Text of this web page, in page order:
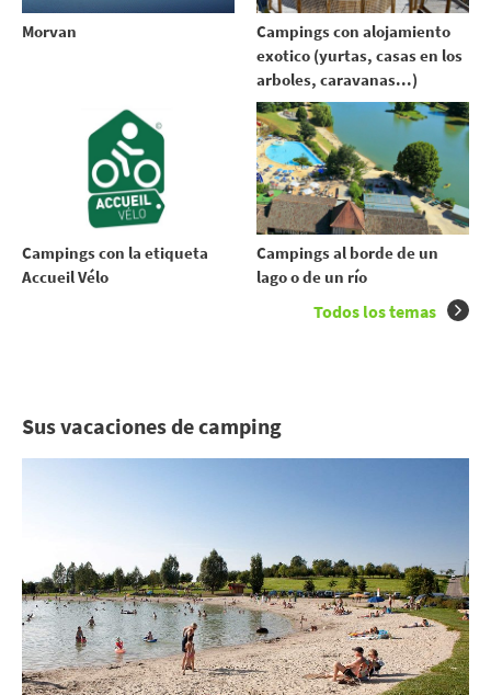
Morvan
Campings con alojamiento
exotico (yurtas, casas en los
arboles, caravanas...)
Campings con la etiqueta
Accueil Vélo
Campings al borde de un
lago o de un río
Todos los temas
Sus vacaciones de camping